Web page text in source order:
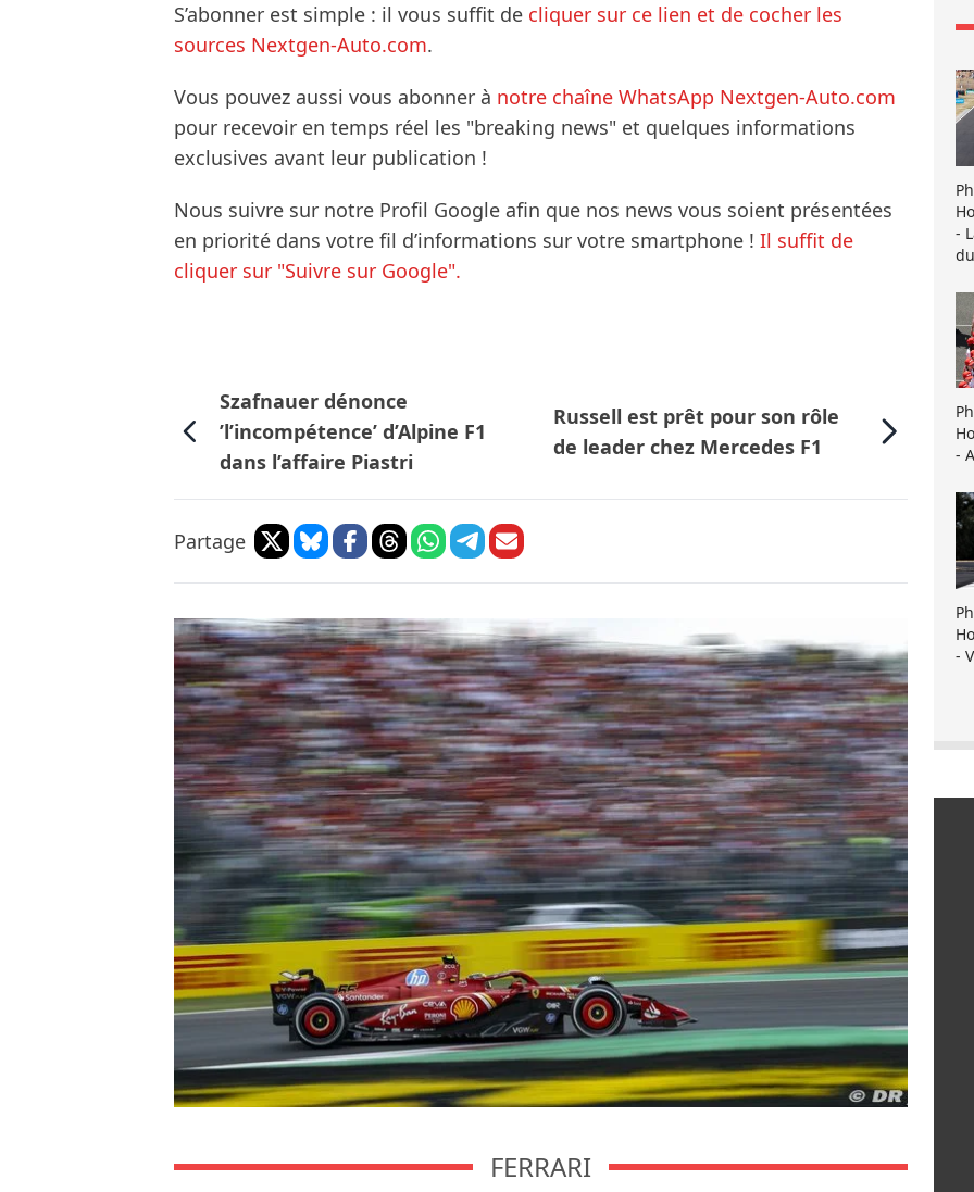
S’abonner est simple : il vous suffit de cliquer sur ce lien et de cocher les
sources Nextgen-Auto.com.
Vous pouvez aussi vous abonner à notre chaîne WhatsApp Nextgen-Auto.com
pour recevoir en temps réel les "breaking news" et quelques informations
exclusives avant leur publication !
Nous suivre sur notre Profil Google afin que nos news vous soient présentées
en priorité dans votre fil d’informations sur votre smartphone ! Il suffit de
cliquer sur "Suivre sur Google".
Szafnauer dénonce
’l’incompétence’ d’Alpine F1
dans l’affaire Piastri
Russell est prêt pour son rôle
de leader chez Mercedes F1
Partage
FERRARI
-
-
-